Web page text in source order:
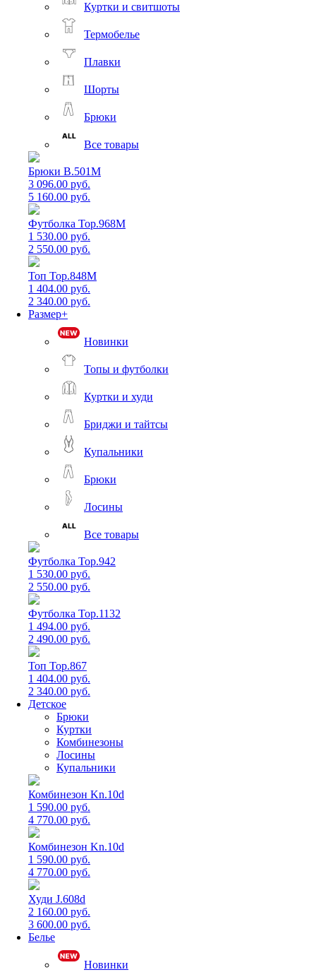
Куртки и свитшоты
Термобелье
Плавки
Шорты
Брюки
Все товары
Брюки B.501M
3 096.00 руб.
5 160.00 руб.
Футболка Top.968M
1 530.00 руб.
2 550.00 руб.
Топ Top.848M
1 404.00 руб.
2 340.00 руб.
Размер+
Новинки
Топы и футболки
Куртки и худи
Бриджи и тайтсы
Купальники
Брюки
Лосины
Все товары
Футболка Top.942
1 530.00 руб.
2 550.00 руб.
Футболка Top.1132
1 494.00 руб.
2 490.00 руб.
Топ Top.867
1 404.00 руб.
2 340.00 руб.
Детское
Брюки
Куртки
Комбинезоны
Лосины
Купальники
Комбинезон Kn.10d
1 590.00 руб.
4 770.00 руб.
Комбинезон Kn.10d
1 590.00 руб.
4 770.00 руб.
Худи J.608d
2 160.00 руб.
3 600.00 руб.
Белье
Новинки